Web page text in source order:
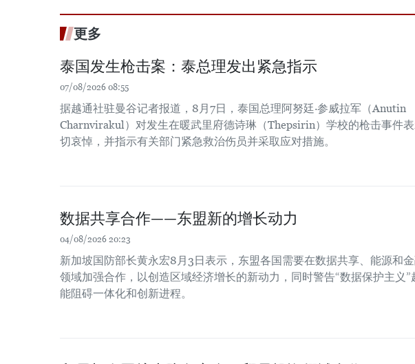
更多
泰国发生枪击案：泰总理发出紧急指示
07/08/2026 08:55
据越通社驻曼谷记者报道，8月7日，泰国总理阿努廷·参威拉军（Anutin
Charnvirakul）对发生在暖武里府德诗琳（Thepsirin）学校的枪击事件
切哀悼，并指示有关部门紧急救治伤员并采取应对措施。
数据共享合作——东盟新的增长动力
04/08/2026 20:23
新加坡国防部长黄永宏8月3日表示，东盟各国需要在数据共享、能源和
领域加强合作，以创造区域经济增长的新动力，同时警告“数据保护主义”
能阻碍一体化和创新进程。